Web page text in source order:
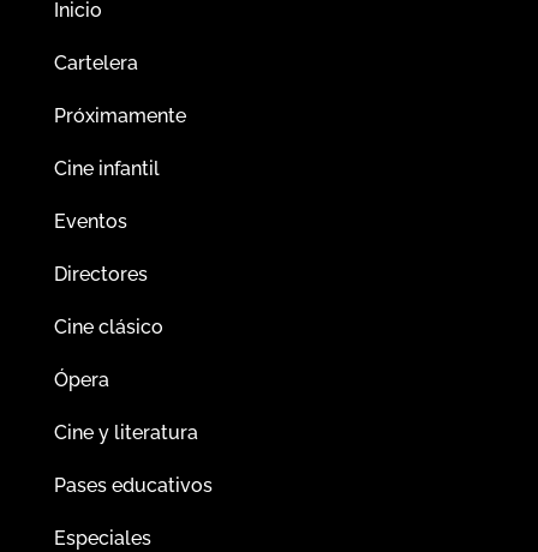
Inicio
Cartelera
Próximamente
Cine infantil
Eventos
Directores
Cine clásico
Ópera
Cine y literatura
Pases educativos
Especiales